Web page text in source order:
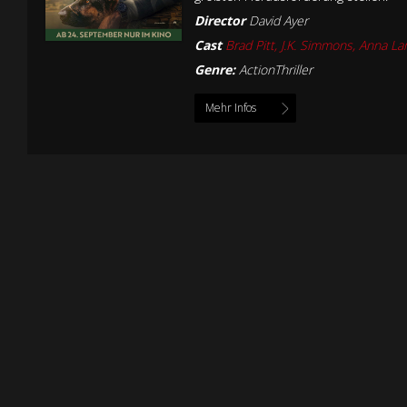
Director David Ayer
Cast Brad Pitt, J.K. Simmons, Anna
Genre:ActionThriller
Mehr Infos